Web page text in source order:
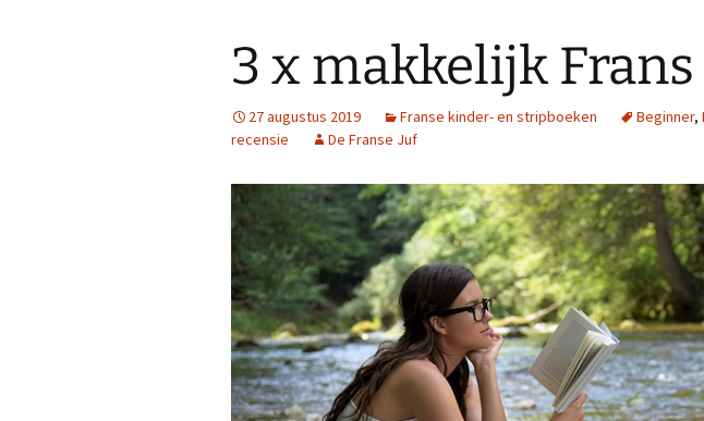
3 x makkelijk Frans
27 augustus 2019 Franse kinder- en stripboeken Beginner,
recensie
De Franse Juf